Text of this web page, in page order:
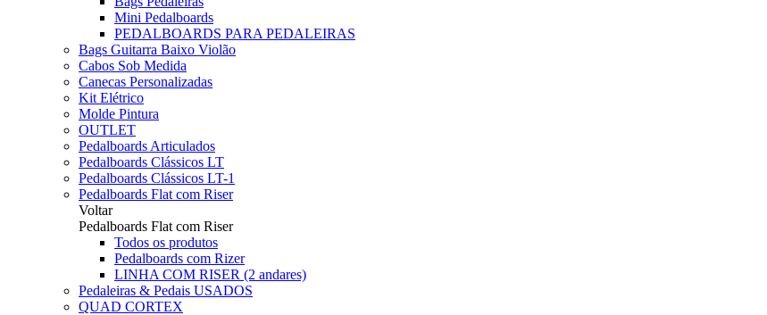
Mini Pedalboards
PEDALBOARDS PARA PEDALEIRAS
Bags Guitarra Baixo Violão
Cabos Sob Medida
Canecas Personalizadas
Kit Elétrico
Molde Pintura
OUTLET
Pedalboards Articulados
Pedalboards Clássicos LT
Pedalboards Clássicos LT-1
Pedalboards Flat com Riser
Voltar
Pedalboards Flat com Riser
Todos os produtos
Pedalboards com Rizer
LINHA COM RISER (2 andares)
Pedaleiras & Pedais USADOS
QUAD CORTEX